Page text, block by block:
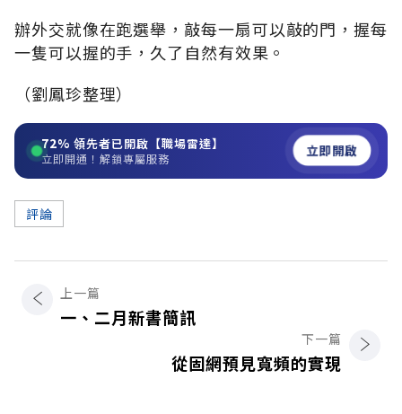
辦外交就像在跑選舉，敲每一扇可以敲的門，握每
一隻可以握的手，久了自然有效果。
（劉鳳珍整理）
72% 領先者已開啟【職場雷達】
立即開通！解鎖專屬服務 立即開啟
評論
上一篇
一、二月新書簡訊
下一篇
從固網預見寬頻的實現